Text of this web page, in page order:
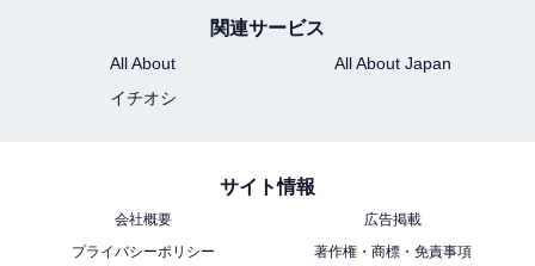
関連サービス
All About
All About Japan
イチオシ
サイト情報
会社概要
広告掲載
プライバシーポリシー
著作権・商標・免責事項